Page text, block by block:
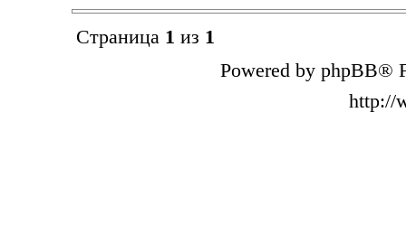
Страница 1 из 1
Powered by phpBB®
http://